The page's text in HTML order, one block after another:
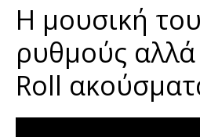
Η μουσική
ρυθμούς
Roll